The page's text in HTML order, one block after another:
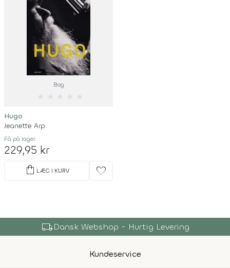
Bog
Hugo
Jeanette Arp
Få på lager
229,95 kr
shopping_bag LÆG I KURV favorite
local_shippingDansk Webshop - Hurtig Levering
Kundeservice